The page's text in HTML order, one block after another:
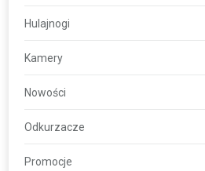
Hulajnogi
Kamery
Nowości
Odkurzacze
Promocje